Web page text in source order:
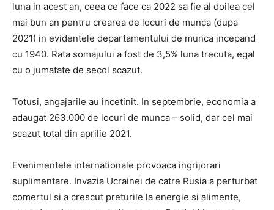
luna in acest an, ceea ce face ca 2022 sa fie al doilea cel
mai bun an pentru crearea de locuri de munca (dupa
2021) in evidentele departamentului de munca incepand
cu 1940. Rata somajului a fost de 3,5% luna trecuta, egal
cu o jumatate de secol scazut.
Totusi, angajarile au incetinit. In septembrie, economia a
adaugat 263.000 de locuri de munca – solid, dar cel mai
scazut total din aprilie 2021.
Evenimentele internationale provoaca ingrijorari
suplimentare. Invazia Ucrainei de catre Rusia a perturbat
comertul si a crescut preturile la energie si alimente,